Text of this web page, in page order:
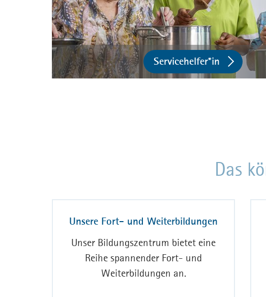
Servicehelfer*in
Das
Unsere Fort- und Weiterbildungen
Unser Bildungszentrum bietet eine
Reihe spannender Fort- und
Weiterbildungen an.